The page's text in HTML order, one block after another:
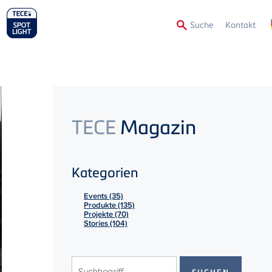
Suche Kontakt
TECE Magazin
Kategorien
Events (35)
Produkte (135)
Projekte (70)
Stories (104)